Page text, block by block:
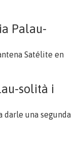
Palau-
Satélite en
solità i
darle una segunda